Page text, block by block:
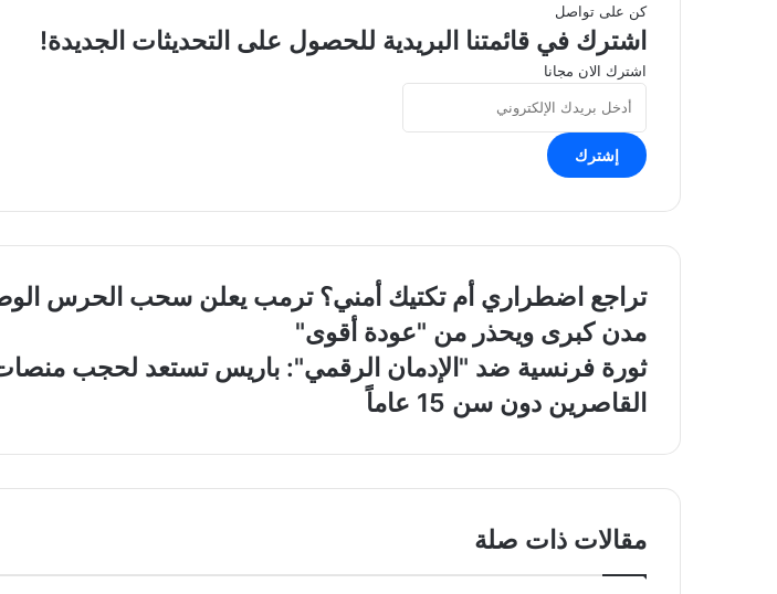
كن على تواصل
اشترك في قائمتنا البريدية للحصول على التحديثات الجديدة!
اشترك الان مجانا
بريدك
الإلكتروني
تراجع
اضطراري
أم
تكتيك
أمني؟
ترمب
سحب
ثلاث
تراجع اضطراري أم تكتيك أمني؟ ترمب يعلن سحب الحرس
مدن كبرى ويحذر من "عودة أقوى"
ثورة
فرنسية
ضد
الرقمي":
منصات
ثورة فرنسية ضد "الإدمان الرقمي": باريس تستعد لحجب
القاصرين دون سن 15 عاماً
مقالات ذات صلة